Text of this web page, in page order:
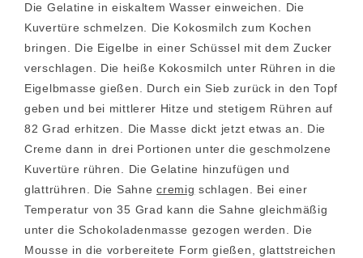
Die Gelatine in eiskaltem Wasser einweichen. Die
Kuvertüre schmelzen. Die Kokosmilch zum Kochen
bringen. Die Eigelbe in einer Schüssel mit dem Zucker
verschlagen. Die heiße Kokosmilch unter Rühren in die
Eigelbmasse gießen. Durch ein Sieb zurück in den Topf
geben und bei mittlerer Hitze und stetigem Rühren auf
82 Grad erhitzen. Die Masse dickt jetzt etwas an. Die
Creme dann in drei Portionen unter die geschmolzene
Kuvertüre rühren. Die Gelatine hinzufügen und
glattrühren. Die Sahnecremig schlagen. Bei einer
Temperatur von 35 Grad kann die Sahne gleichmäßig
unter die Schokoladenmasse gezogen werden. Die
Mousse in die vorbereitete Form gießen, glattstreichen